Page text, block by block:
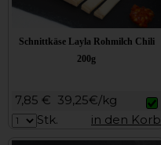
Schnittkäse Layla Rohmilch Chili
200g
7,85 € 39,25€/kg
Stk.
in den Korb